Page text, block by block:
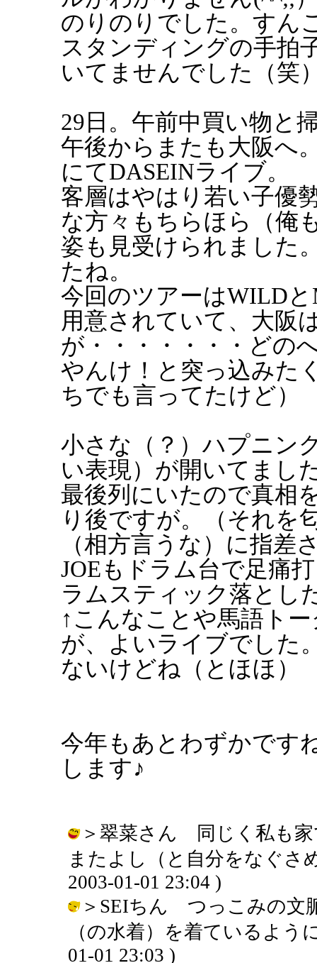
のりのりでした。すん
スタンディングの手拍
いてませんでした（笑
29日。午前中買い物と
午後からまたも大阪へ
にてDASEINライブ。
客層はやはり若い子優
な方々もちらほら（俺
姿も見受けられました
たね。
今回のツアーはWILD
用意されていて、大阪
が・・・・・・・どの
やんけ！と突っ込みた
ちでも言ってたけど）
小さな（？）ハプニン
い表現）が開いてまし
最後列にいたので真相
り後ですが。（それを
（相方言うな）に指差
JOEもドラム台で足痛
ラムスティック落とし
↑こんなことや馬語ト
が、よいライブでした
ないけどね（とほほ）
今年もあとわずかです
します♪
＞翠菜さん 同じく私も家
またよし（と自分をなぐさ
2003-01-01 23:04 )
＞SEIちん つっこみの文
（の水着）を着ているよう
01-01 23:03 )